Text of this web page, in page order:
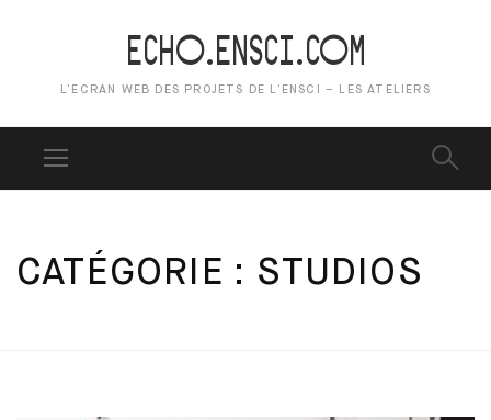
ECHO.ENSCI.COM
L’ECRAN WEB DES PROJETS DE L’ENSCI – LES ATELIERS
CATÉGORIE : STUDIOS